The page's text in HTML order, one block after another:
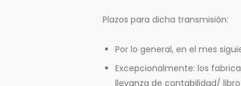
Plazos para dicha transmisión:
Por lo general, en el mes
Excepcionalmente: los
llevanza de contabilidad/